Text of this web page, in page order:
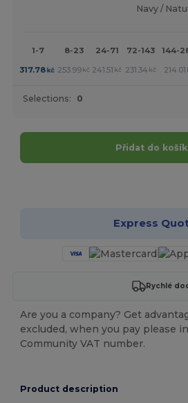
Navy /
1-7 8-23 24-71 72-143 144-
317.78kč 253.99 kč 241.51 kč 231.34 kč 214.01
Selections: 0
Přidat do
Express
Rychlé
Are you a company? Get
excluded, when you pay please
Community VAT number.
Product description